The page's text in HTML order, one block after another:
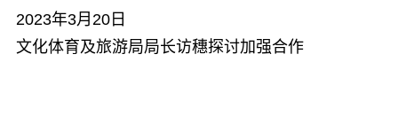
2023年3月20日
文化体育及旅游局局长访穗探讨加强合作